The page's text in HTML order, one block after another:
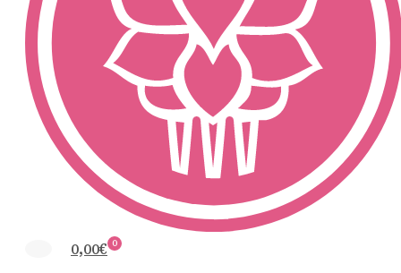
0
0,00€